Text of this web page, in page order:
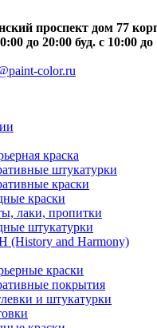
проспект дом 77
до 20:00 буд. с 10:00
color.ru
краска
штукатурки
краски
краски
лаки, пропитки
штукатурки
(History and Harmony)
краски
покрытия
и штукатурки